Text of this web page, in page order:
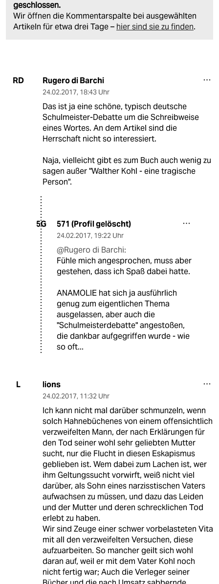
geschlossen.
Wir öffnen die Kommentarspalte bei ausgewählten
Artikeln für etwa drei Tage – hier sind sie zu finden.
RD Rugero di Barchi
24.02.2017, 18:43 Uhr
Das ist ja eine schöne, typisch deutsche
Schulmeister-Debatte um die Schreibweise
eines Wortes. An dem Artikel sind die
Herrschaft nicht so interessiert.
Naja, vielleicht gibt es zum Buch auch wenig zu
sagen außer "Walther Kohl - eine tragische
Person".
5G 571 (Profil gelöscht)
24.02.2017, 19:22 Uhr
@Rugero di Barchi:
Fühle mich angesprochen, muss aber
gestehen, dass ich Spaß dabei hatte.
ANAMOLIE hat sich ja ausführlich
genug zum eigentlichen Thema
ausgelassen, aber auch die
"Schulmeisterdebatte" angestoßen,
die dankbar aufgegriffen wurde - wie
so oft...
L lions
24.02.2017, 11:32 Uhr
Ich kann nicht mal darüber schmunzeln, wenn
solch Hahnebüchenes von einem offensichtlich
verzweifelten Mann, der nach Erklärungen für
den Tod seiner wohl sehr geliebten Mutter
sucht, nur die Flucht in diesen Eskapismus
geblieben ist. Wem dabei zum Lachen ist, wer
ihm Geltungssucht vorwirft, weiß nicht viel
darüber, als Sohn eines narzisstischen Vaters
aufwachsen zu müssen, und dazu das Leiden
und der Mutter und deren schrecklichen Tod
erlebt zu haben.
Wir sind Zeuge einer schwer vorbelasteten Vita
mit all den verzweifelten Versuchen, diese
aufzuarbeiten. So mancher geilt sich wohl
daran auf, weil er mit dem Vater Kohl noch
nicht fertig war; Auch die Verleger seiner